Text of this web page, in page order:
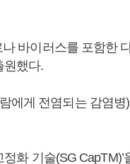
바이러스를 포함한
원했다.
에게 전염되는 감염병
화 기술(SG CapTM)’